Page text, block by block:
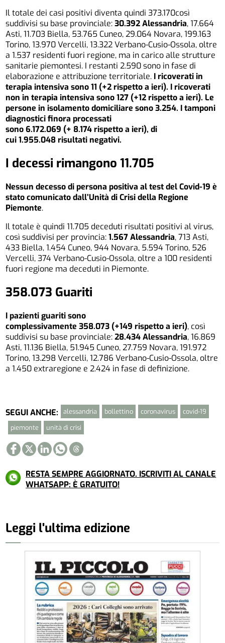
Il totale dei casi positivi diventa quindi 373.170così
suddivisi su base provinciale:30.392 Alessandria, 17.664
Asti, 11.703 Biella, 53.765 Cuneo, 29.064 Novara, 199.163
Torino, 13.970 Vercelli, 13.322 Verbano-Cusio-Ossola, oltre
a 1.537 residenti fuori regione, ma in carico alle strutture
sanitarie piemontesi. I restanti 2.590 sono in fase di
elaborazione e attribuzione territoriale. I ricoverati in
terapia intensiva sono 11 (+2 rispetto a ieri). I ricoverati
non in terapia intensiva sono 127 (+12 rispetto a ieri). Le
persone in isolamento domiciliare sono 3.254. I tamponi
diagnostici finora processati
sono 6.172.069 (+ 8.174 rispetto a ieri), di
cui 1.955.048 risultati negativi.
I decessi rimangono 11.705
Nessun decesso di persona positiva al test del Covid-19 è
stato comunicato dall’Unità di Crisi della Regione
Piemonte.
Il totale è quindi 11.705 deceduti risultati positivi al virus,
così suddivisi per provincia:1.567 Alessandria, 713 Asti,
433 Biella, 1.454 Cuneo, 944 Novara, 5.594 Torino, 526
Vercelli, 374 Verbano-Cusio-Ossola, oltre a 100 residenti
fuori regione ma deceduti in Piemonte.
358.073 Guariti
I pazienti guariti sono
complessivamente 358.073 (+149 rispetto a ieri), così
suddivisi su base provinciale:28.434 Alessandria, 16.869
Asti, 11.136 Biella, 51.945 Cuneo, 27.759 Novara, 191.972
Torino, 13.298 Vercelli, 12.786 Verbano-Cusio-Ossola, oltre
a 1.450 extraregione e 2.424 in fase di definizione.
SEGUI ANCHE: alessandria bollettino coronavirus
covid-19
piemonte
unità di crisi
RESTA SEMPRE AGGIORNATO. ISCRIVITI AL CANALE
WHATSAPP: È GRATUITO!
Leggi l'ultima edizione